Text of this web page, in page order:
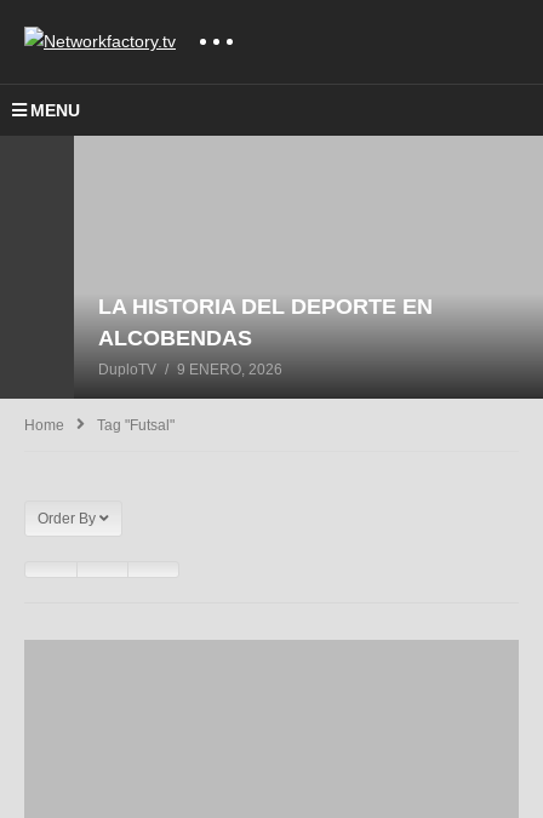
MENU
LA HISTORIA DEL DEPORTE EN
ALCOBENDAS
DuploTV 9 ENERO, 2026
Home Tag "futsal"
Order By